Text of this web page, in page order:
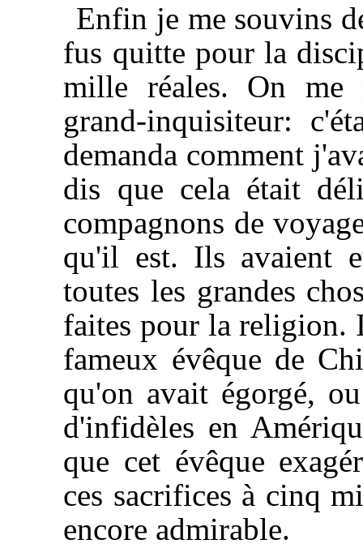
Enfin je me souvins
fus quitte pour la
mille réales. On me
grand-inquisiteur:
demanda comment
dis que cela était
compagnons de
qu'il est. Ils avaient
toutes les grandes
faites pour la religion.
fameux évêque de
qu'on avait égorgé,
d'infidèles en
que cet évêque
ces sacrifices à cinq
encore admirable.